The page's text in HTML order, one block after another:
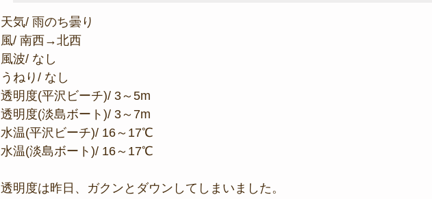
天気/ 雨のち曇り
風/ 南西→北西
風波/ なし
うねり/ なし
透明度(平沢ビーチ)/ 3～5m
透明度(淡島ボート)/ 3～7m
水温(平沢ビーチ)/ 16～17℃
水温(淡島ボート)/ 16～17℃
透明度は昨日、ガクンとダウンしてしまいました。